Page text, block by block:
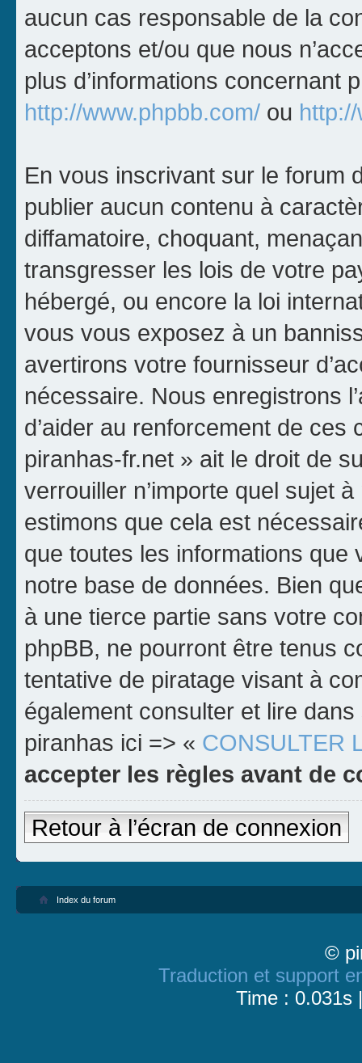
aucun cas responsable de la
acceptons et/ou que nous
plus d’informations concernant
http://www.phpbb.com/ ou
En vous inscrivant sur le forum
publier aucun contenu à
diffamatoire, choquant,
transgresser les lois de votre
hébergé, ou encore la loi
vous vous exposez à un
avertirons votre fournisseur
nécessaire. Nous enregistrons
d’aider au renforcement de
piranhas-fr.net » ait le droit de
verrouiller n’importe quel sujet
estimons que cela est
que toutes les informations
notre base de données. Bien
à une tierce partie sans votre
phpBB, ne pourront être tenus
tentative de piratage visant à
également consulter et lire
piranhas ici => « CONSULTER
accepter les règles avant de
Retour à l’écran de connexion
Index du forum
©
Traduction et support
Time : 0.031s